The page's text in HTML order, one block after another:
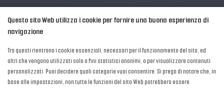
2016-2026 © AIPFM - Festa della Musica Italia Tutti i Diritti Riservati.
Privacy Policy
| Cookies
Questo sito Web utilizza i cookie per fornire una buona esperienza di
navigazione
Tra questi rientrano i cookie essenziali, necessari per il funzionamento del sito, ed
altri che vengono utilizzati solo a fini statistici anonimi, o per visualizzare contenuti
personalizzati. Puoi decidere quali categorie vuoi consentire. Si prega di notare che, in
base alle impostazioni, non tutte le funzioni del sito Web potrebbero essere